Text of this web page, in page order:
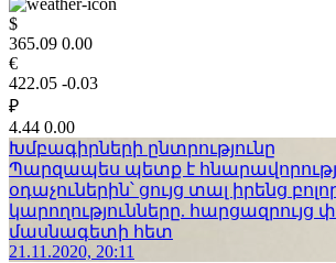
$
365.09 0.00
€
422.05 -0.03
₽
4.44 0.00
Խմբագիրների ընտրությունը
Պարզապես պետք է
օդաչուներին՝ ցույց տալ իրենց
կարողությունները. հարցազրույց
մասնագետի հետ
21.11.2020, 20:11